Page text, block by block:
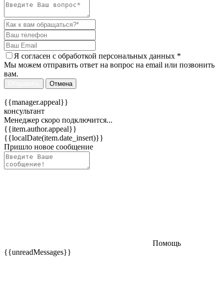
Я согласен c обработкой персональных данных *
Мы можем отправить ответ на вопрос на email или позвонить
вам.
Отмена
{{manager.appeal}}
консультант
Менеджер скоро подключится...
{{item.author.appeal}}
{{localDate(item.date_insert)}}
Пришло новое сообщение
Помощь
{{unreadMessages}}